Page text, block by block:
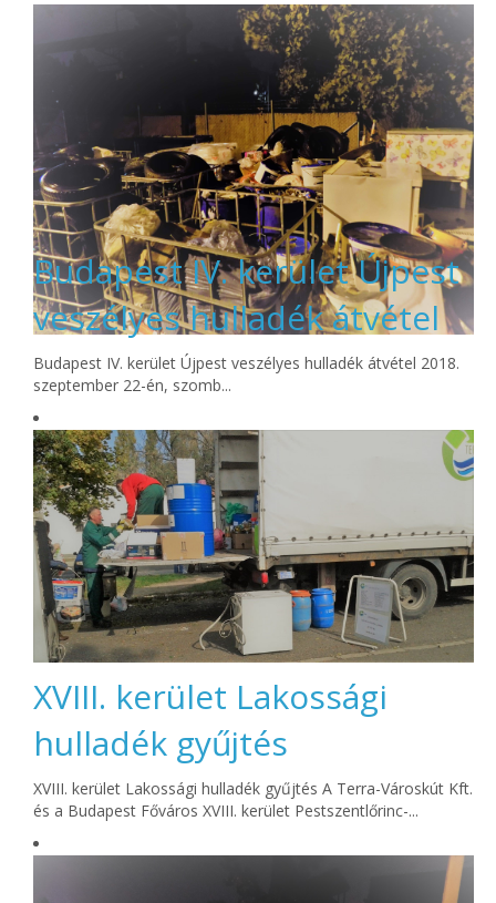
Budapest IV. kerület Újpest
veszélyes hulladék átvétel
Budapest IV. kerület Újpest veszélyes hulladék átvétel 2018.
szeptember 22-én, szomb...
XVIII. kerület Lakossági
hulladék gyűjtés
XVIII. kerület Lakossági hulladék gyűjtés A Terra-Városkút Kft.
és a Budapest Főváros XVIII. kerület Pestszentlőrinc-...